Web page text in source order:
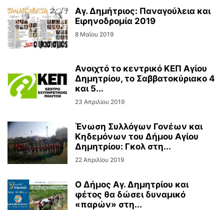
Aγ. Δημήτριος: Παναγούλεια και
Ειρηνοδρομία 2019
8 Μαΐου 2019
Ανοιχτό το κεντρικό ΚΕΠ Αγίου
Δημητρίου, το Σαββατοκύριακο 4
και 5...
23 Απριλίου 2019
Ένωση Συλλόγων Γονέων και
Κηδεμόνων του Δήμου Αγίου
Δημητρίου: Γκολ στη...
22 Απριλίου 2019
Ο Δήμος Αγ. Δημητρίου και
φέτος θα δώσει δυναμικό
«παρών» στη...